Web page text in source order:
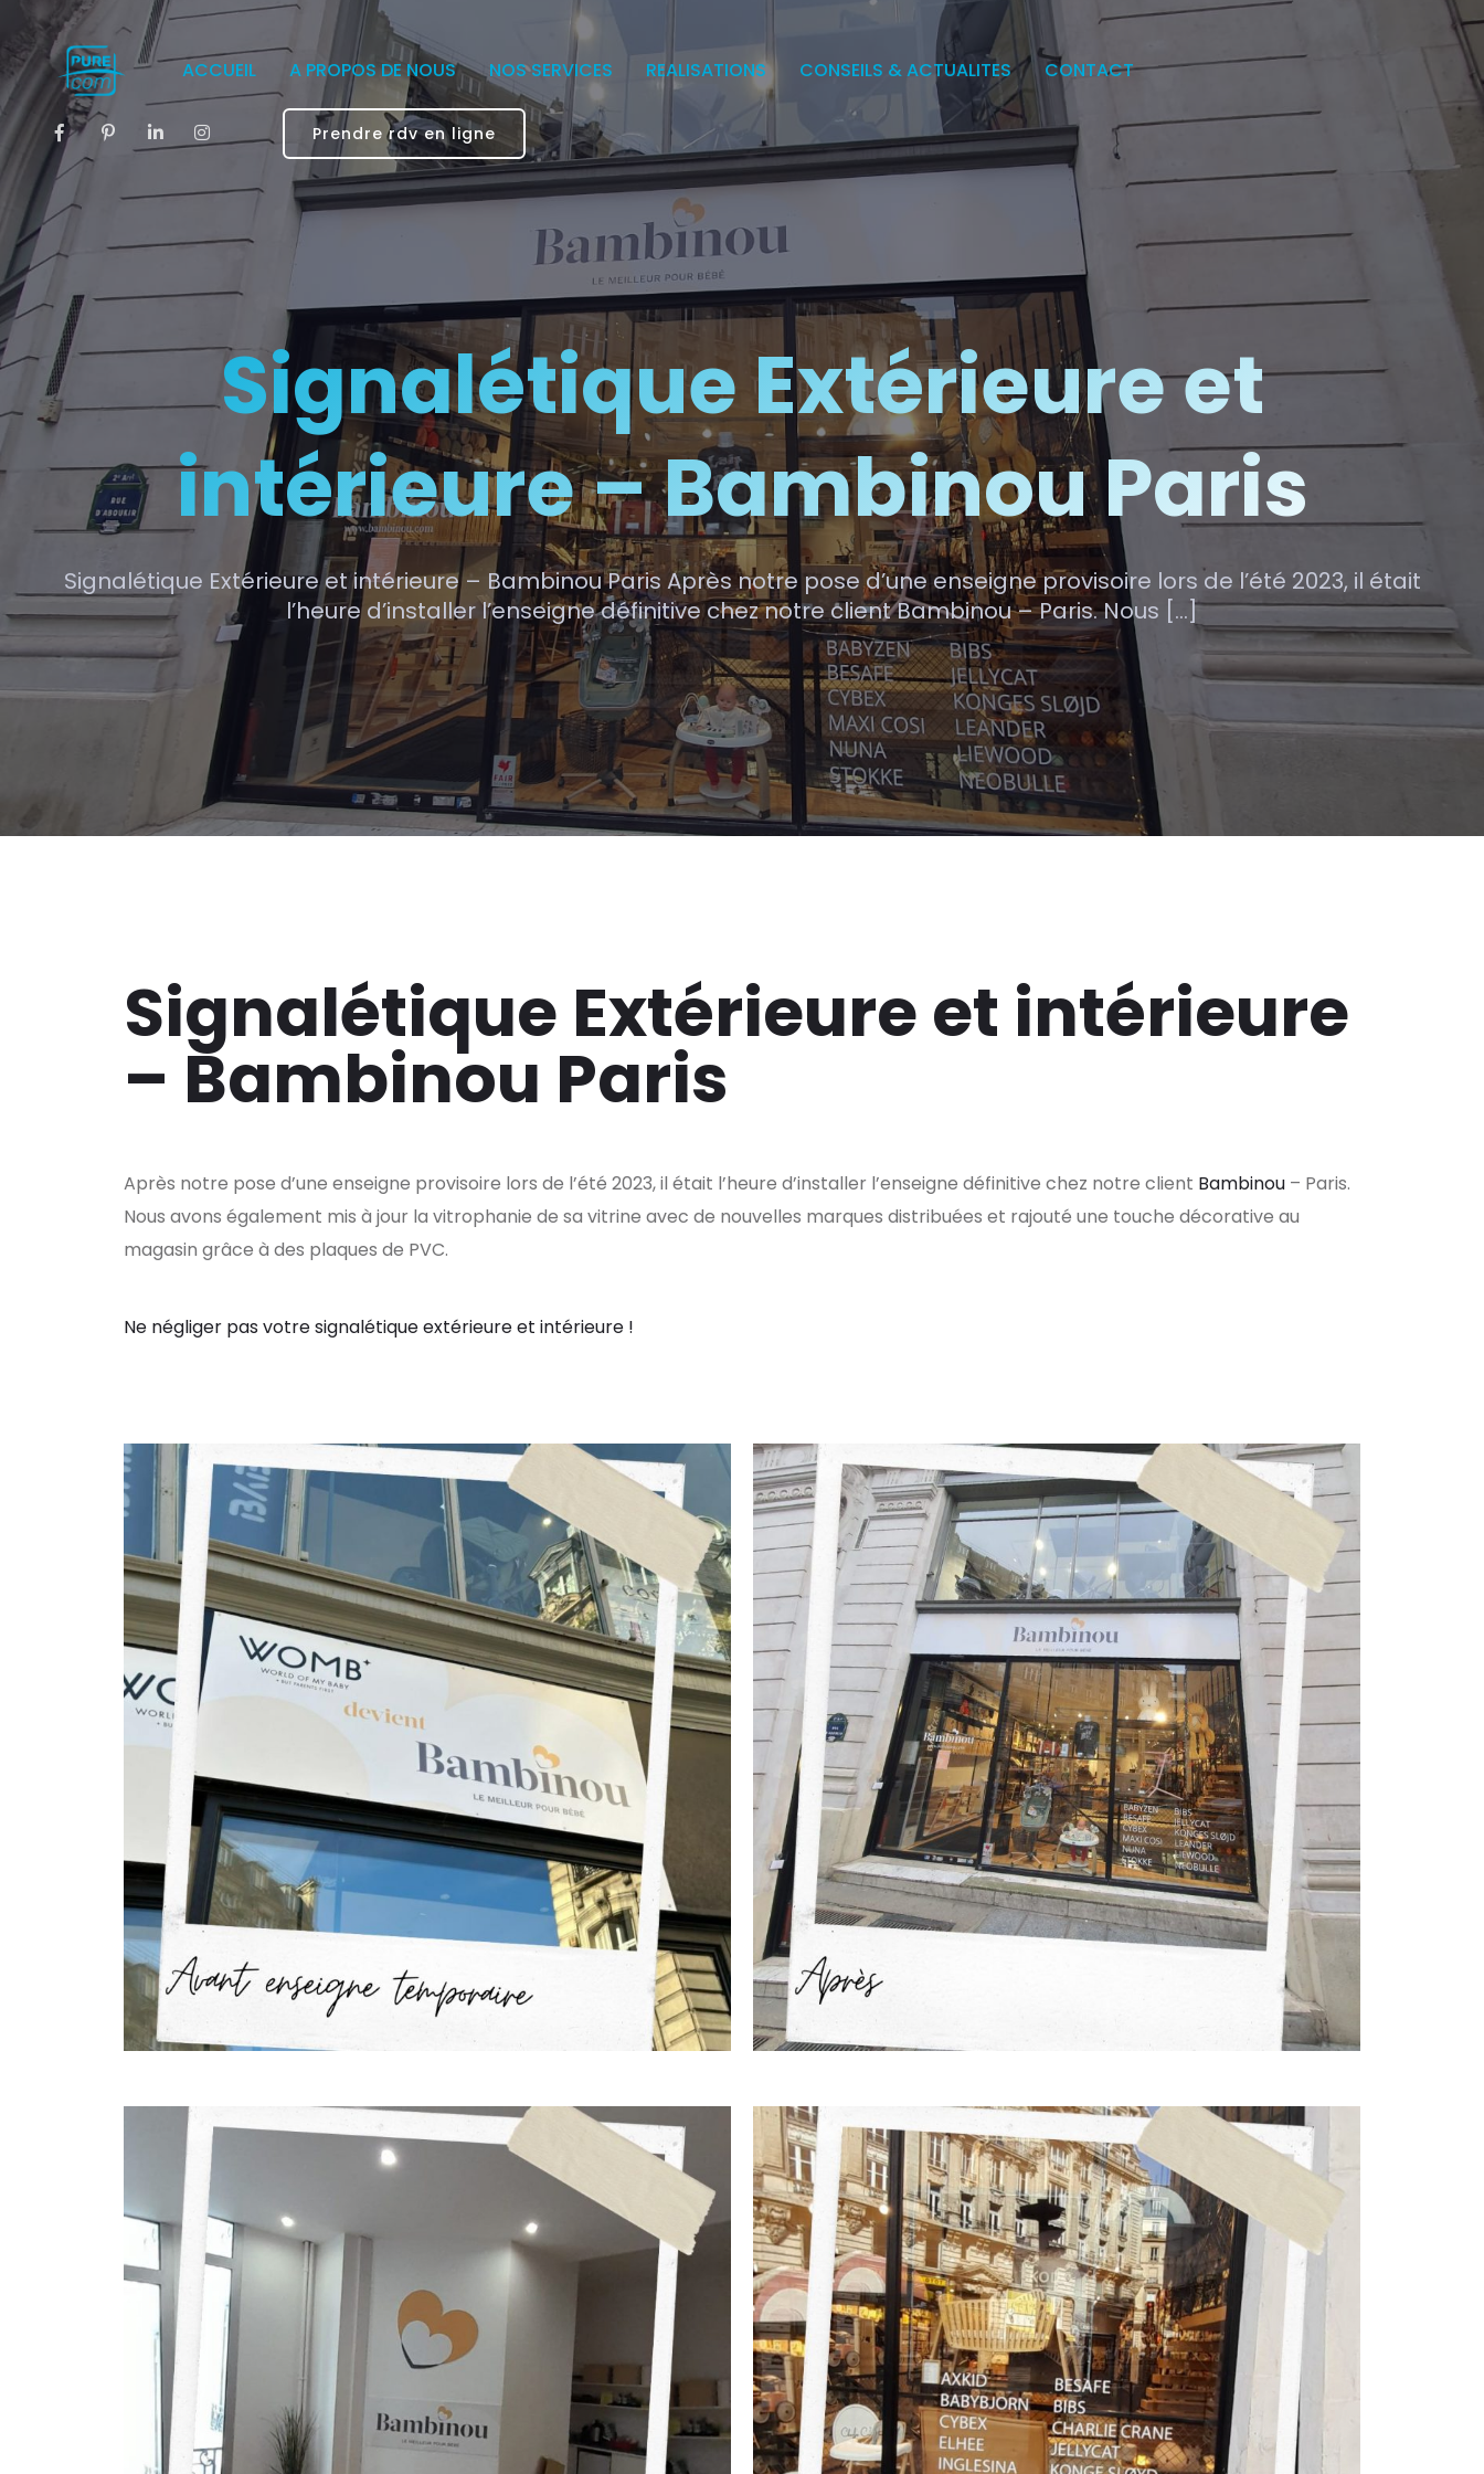
ACCUEIL A PROPOS DE NOUS NOS SERVICES REALISATIONS CONSEILS & ACTUALITES CONTACT
Prendre rdv en ligne
Signalétique Extérieure et
intérieure – Bambinou Paris
Signalétique Extérieure et intérieure – Bambinou Paris Après notre pose d’une enseigne provisoire lors de l’été 2023, il était
l’heure d’installer l’enseigne définitive chez notre client Bambinou – Paris. Nous […]
Signalétique Extérieure et intérieure
– Bambinou Paris
Après notre pose d’une enseigne provisoire lors de l’été 2023, il était l’heure d’installer l’enseigne définitive chez notre client Bambinou – Paris.
Nous avons également mis à jour la vitrophanie de sa vitrine avec de nouvelles marques distribuées et rajouté une touche décorative au
magasin grâce à des plaques de PVC.
Ne négliger pas votre signalétique extérieure et intérieure !